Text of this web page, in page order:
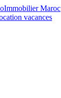
Immobilier Maroc
vacances